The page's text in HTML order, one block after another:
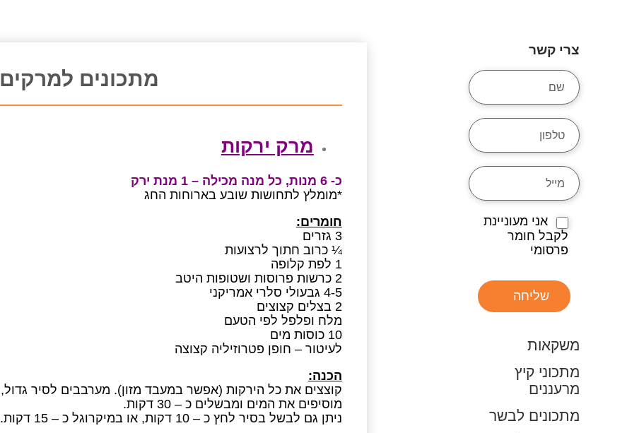
צרי קשר
אני מעוניינת
לקבל חומר
פרסומי
שליחה
משקאות
מתכוני קיץ
מרעננים
מתכונים לבשר
מתכונים למרקים
מרק ירקות
כ- 6 מנות, כל מנה מכילה – 1 מנת ירק
*מומלץ לתחושות שובע בארוחות החג
חומרים:
3 גזרים
¼ כרוב חתוך לרצועות
1 לפת קלופה
2 כרשות פרוסות ושטופות היטב
4-5 גבעולי סלרי אמריקני
2 בצלים קצוצים
מלח ופלפל לפי הטעם
10 כוסות מים
לעיטור – חופן פטרוזיליה קצוצה
הכנה:
קוצצים את כל הירקות (אפשר במעבד מזון). מערבבים לסיר גדול,
מוסיפים את המים ומבשלים כ – 30 דקות.
ניתן גם לבשל בסיר לחץ כ – 10 דקות, או במיקרוגל כ – 15 דקות.